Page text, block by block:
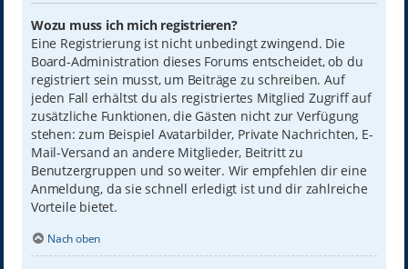
Wozu muss ich mich registrieren?
Eine Registrierung ist nicht unbedingt zwingend. Die
Board-Administration dieses Forums entscheidet, ob du
registriert sein musst, um Beiträge zu schreiben. Auf
jeden Fall erhältst du als registriertes Mitglied Zugriff auf
zusätzliche Funktionen, die Gästen nicht zur Verfügung
stehen: zum Beispiel Avatarbilder, Private Nachrichten, E-
Mail-Versand an andere Mitglieder, Beitritt zu
Benutzergruppen und so weiter. Wir empfehlen dir eine
Anmeldung, da sie schnell erledigt ist und dir zahlreiche
Vorteile bietet.
Nach oben